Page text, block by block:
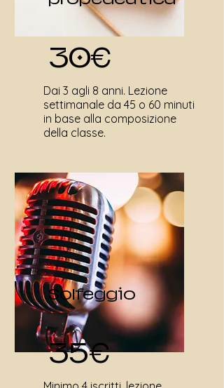
30€
Dai 3 agli 8 anni. Lezione
settimanale da 45 o 60 minuti
in base alla composizione
della classe.
Solfeggio
35€